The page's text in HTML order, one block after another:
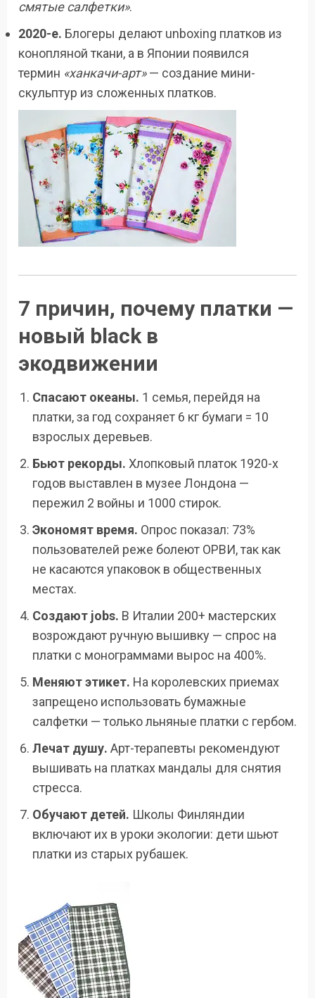
смятые салфетки».
2020-е. Блогеры делают unboxing платков из
конопляной ткани, а в Японии появился
термин «ханкачи-арт»— создание мини-
скульптур из сложенных платков.
7 причин, почему платки —
новый black в
экодвижении
Спасают океаны. 1 семья, перейдя на
платки, за год сохраняет 6 кг бумаги = 10
взрослых деревьев.
Бьют рекорды. Хлопковый платок 1920-х
годов выставлен в музее Лондона —
пережил 2 войны и 1000 стирок.
Экономят время. Опрос показал: 73%
пользователей реже болеют ОРВИ, так как
не касаются упаковок в общественных
местах.
Создают jobs. В Италии 200+ мастерских
возрождают ручную вышивку — спрос на
платки с монограммами вырос на 400%.
Меняют этикет. На королевских приемах
запрещено использовать бумажные
салфетки — только льняные платки с гербом.
Лечат душу. Арт-терапевты рекомендуют
вышивать на платках мандалы для снятия
стресса.
Обучают детей. Школы Финляндии
включают их в уроки экологии: дети шьют
платки из старых рубашек.